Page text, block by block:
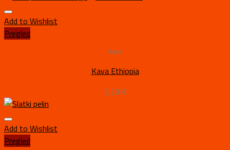
Add to Wishlist
Pregled
Kave
Kava Ethiopia
3,20 €
Add to Wishlist
Pregled